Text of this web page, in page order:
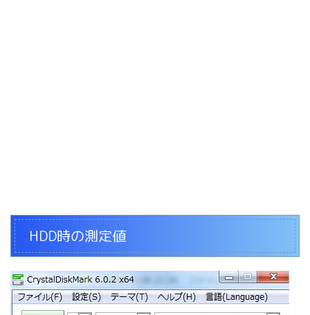
HDD時の測定値